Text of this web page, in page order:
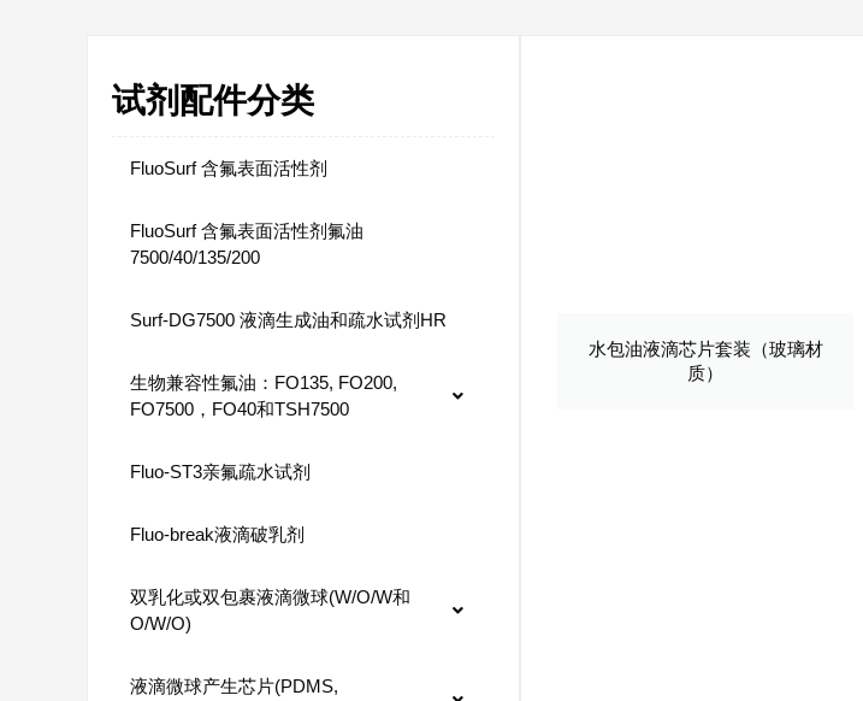
试剂配件分类
FluoSurf 含氟表面活性剂
FluoSurf 含氟表面活性剂氟油
7500/40/135/200
Surf-DG7500 液滴生成油和疏水试剂HR
生物兼容性氟油：FO135, FO200,
FO7500，FO40和TSH7500
Fluo-ST3亲氟疏水试剂
Fluo-break液滴破乳剂
双乳化或双包裹液滴微球(W/O/W和
O/W/O)
液滴微球产生芯片(PDMS,
水包油液滴芯片套装（玻璃材
质）